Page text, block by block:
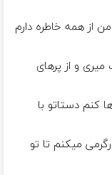
از همه خاطره دارم
و از پرهای
كنم دستاتو با
میكنم تا تو